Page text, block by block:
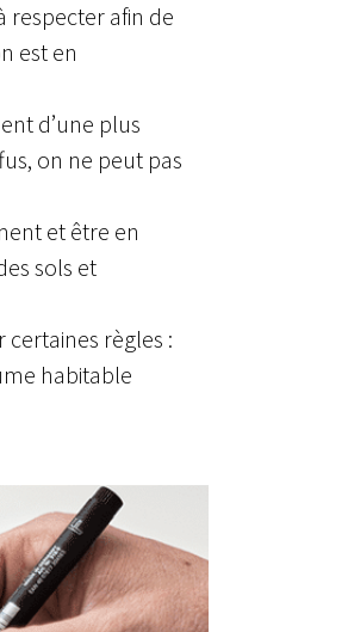
respecter afin de
est en
d’une plus
on ne peut pas
et être en
sols et
règles :
habitable